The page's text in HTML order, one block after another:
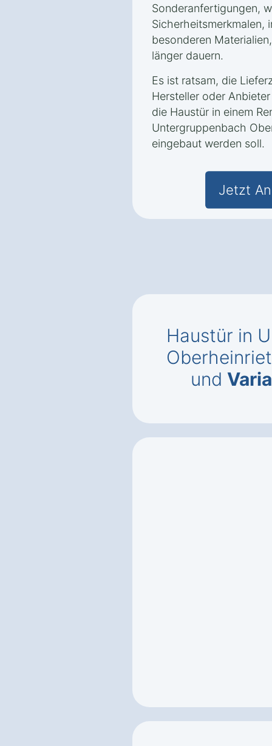
Sonderanfertigungen,
Sicherheitsmerkmalen,
besonderen
länger dauern.
Es ist ratsam, die
Hersteller oder
die Haustür in einem
Untergruppenbach
eingebaut werden soll.
Jetzt
Haustür in
und